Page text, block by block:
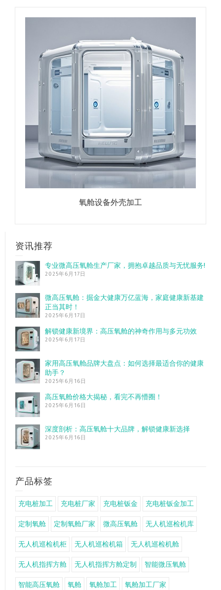
氧舱设备外壳加工
资讯推荐
专业微高压氧舱生产厂家，拥抱卓越品质与无忧服务!
2025年6月17日
微高压氧舱：掘金大健康万亿蓝海，家庭健康新基建
正当其时！
2025年6月17日
解锁健康新境界：高压氧舱的神奇作用与多元功效
2025年6月17日
家用高压氧舱品牌大盘点：如何选择最适合你的健康
助手？
2025年6月16日
高压氧舱价格大揭秘，看完不再懵圈！
2025年6月16日
深度剖析：高压氧舱十大品牌，解锁健康新选择
2025年6月16日
产品标签
充电桩加工 充电桩厂家 充电桩钣金 充电桩钣金加工
定制氧舱 定制氧舱厂家 微高压氧舱 无人机巡检机库
无人机巡检机柜 无人机巡检机箱 无人机巡检机舱
无人机指挥方舱 无人机指挥方舱定制 智能微压氧舱
智能高压氧舱 氧舱 氧舱加工 氧舱加工厂家